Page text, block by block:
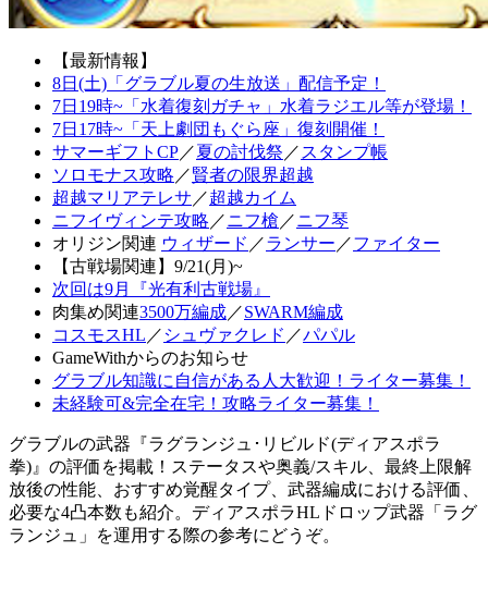
【最新情報】
8日(土)「グラブル夏の生放送」配信予定！
7日19時~「水着復刻ガチャ」水着ラジエル等が登場！
7日17時~「天上劇団もぐら座」復刻開催！
サマーギフトCP／夏の討伐祭 ／ スタンプ帳
ソロモナス攻略 ／賢者の限界超越
超越マリアテレサ ／超越カイム
ニフイヴィンテ攻略 ／ニフ槍 ／ニフ琴
オリジン関連 ウィザード ／ランサー ／ファイター
【古戦場関連】9/21(月)~
次回は9月『光有利古戦場』
肉集め関連3500万編成／SWARM編成
コスモスHL ／ シュヴァクレド ／パパル
GameWithからのお知らせ
グラブル知識に自信がある人大歓迎！ライター募集！
未経験可&完全在宅！攻略ライター募集！
グラブルの武器『ラグランジュ･リビルド(ディアスポラ
拳)』の評価を掲載！ステータスや奥義/スキル、最終上限解
放後の性能、おすすめ覚醒タイプ、武器編成における評価、
必要な4凸本数も紹介。ディアスポラHLドロップ武器「ラグ
ランジュ」を運用する際の参考にどうぞ。